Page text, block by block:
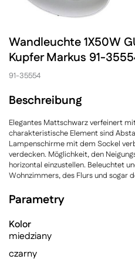
Wandleuchte 1X50W
Kupfer Markus 91-
91-35554
Beschreibung
Elegantes Mattschwarz verfeinert
charakteristische Element sind
Lampenschirme mit dem Sockel
verdecken. Möglichkeit, den
horizontal einzustellen. Beleuchtet
Wohnzimmers, des Flurs und sogar
Parametry
Kolor
miedziany
czarny